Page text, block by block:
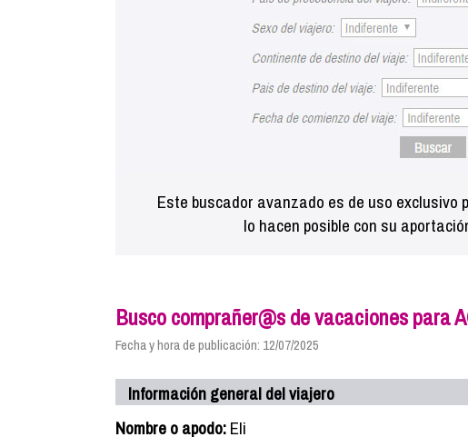
Este buscador avanzado es de uso
lo hacen posible con su
Busco comprañer@s de vacaciones para
Fecha y hora de publicación: 12/07/2025
Información general del viajero
Nombre o apodo:Eli